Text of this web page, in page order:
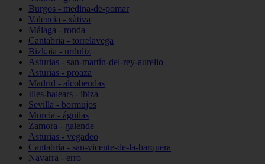
Burgos - medina-de-pomar
Valencia - xàtiva
Málaga - ronda
Cantabria - torrelavega
Bizkaia - urduliz
Asturias - san-martín-del-rey-aurelio
Asturias - proaza
Madrid - alcobendas
Illes-balears - ibiza
Sevilla - bormujos
Murcia - águilas
Zamora - galende
Asturias - vegadeo
Cantabria - san-vicente-de-la-barquera
Navarra - erro